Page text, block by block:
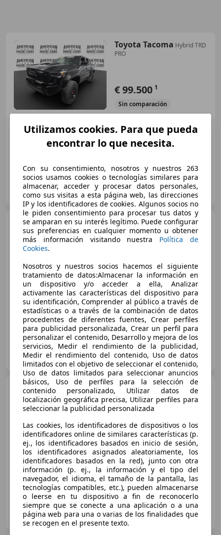
Toyota Tacoma Hybrid TRD
PRO
€ 99.500 1
Sin comparación
12/2024
Electro/Gasolina
AMERICAN MADE CARS
ES-28251 RIVAS-VACIAMADRID
Toyota Tacoma TRAIL
HUNTER
€ 99.500
Sin comparación
11/2025 100 km Gasolina 240 kW (326 CV)
AMERICAN MADE CARS
ES-28251 RIVAS-VACIAMADRID
Toyota Tacoma3.5L V6 4x4
SR5
€ 56.500
Sin comparación
09/2017 66.800 km Gasolina 204 kW (277 CV)
EUROPEAN AUTO BROKER
ES-22194 BANASTAS
Utilizamos cookies. Para que pueda
encontrar lo que necesita.
Con su consentimiento, nosotros y nuestros 263
socios usamos cookies o tecnologías similares para
almacenar, acceder y procesar datos personales,
como sus visitas a esta página web, las direcciones
IP y los identificadores de cookies. Algunos socios no
le piden consentimiento para procesar tus datos y
se amparan en su interés legítimo. Puede configurar
sus preferencias en cualquier momento u obtener
más información visitando nuestra Política de
Cookies.
Nosotros y nuestros socios hacemos el siguiente
tratamiento de datos:Almacenar la información en
un dispositivo y/o acceder a ella, Analizar
activamente las características del dispositivo para
su identificación, Comprender al público a través de
estadísticas o a través de la combinación de datos
procedentes de diferentes fuentes, Crear perfiles
para publicidad personalizada, Crear un perfil para
personalizar el contenido, Desarrollo y mejora de los
servicios, Medir el rendimiento de la publicidad,
Medir el rendimiento del contenido, Uso de datos
limitados con el objetivo de seleccionar el contenido,
Uso de datos limitados para seleccionar anuncios
básicos, Uso de perfiles para la selección de
contenido personalizado, Utilizar datos de
localización geográfica precisa, Utilizar perfiles para
seleccionar la publicidad personalizada
Las cookies, los identificadores de dispositivos o los
identificadores online de similares características (p.
ej., los identificadores basados en inicio de sesión,
los identificadores asignados aleatoriamente, los
identificadores basados en la red), junto con otra
información (p. ej., la información y el tipo del
navegador, el idioma, el tamaño de la pantalla, las
tecnologías compatibles, etc.), pueden almacenarse
o leerse en tu dispositivo a fin de reconocerlo
siempre que se conecte a una aplicación o a una
página web para una o varias de los finalidades que
se recogen en el presente texto.